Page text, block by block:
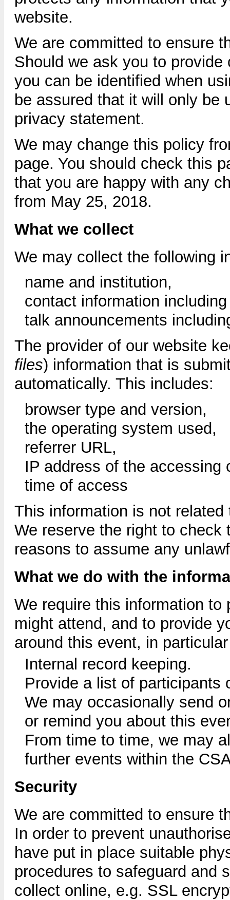
website.
We are committed to ensure
Should we ask you to
you can be identified when
be assured that it will only be
privacy statement.
We may change this policy
page. You should check this
that you are happy with any
from May 25, 2018.
What we collect
We may collect the following
name and institution,
contact information
talk announcements
The provider of our website
files) information that is
automatically. This includes:
browser type and version,
the operating system used,
referrer URL,
IP address of the accessing
time of access
This information is not
We reserve the right to
reasons to assume any
What we do with the
We require this information
might attend, and to provide
around this event, in
Internal record keeping.
Provide a list of participants
We may occasionally send
or remind you about this
From time to time, we may
further events within the
Security
We are committed to ensure
In order to prevent
have put in place suitable
procedures to safeguard and
collect online, e.g. SSL